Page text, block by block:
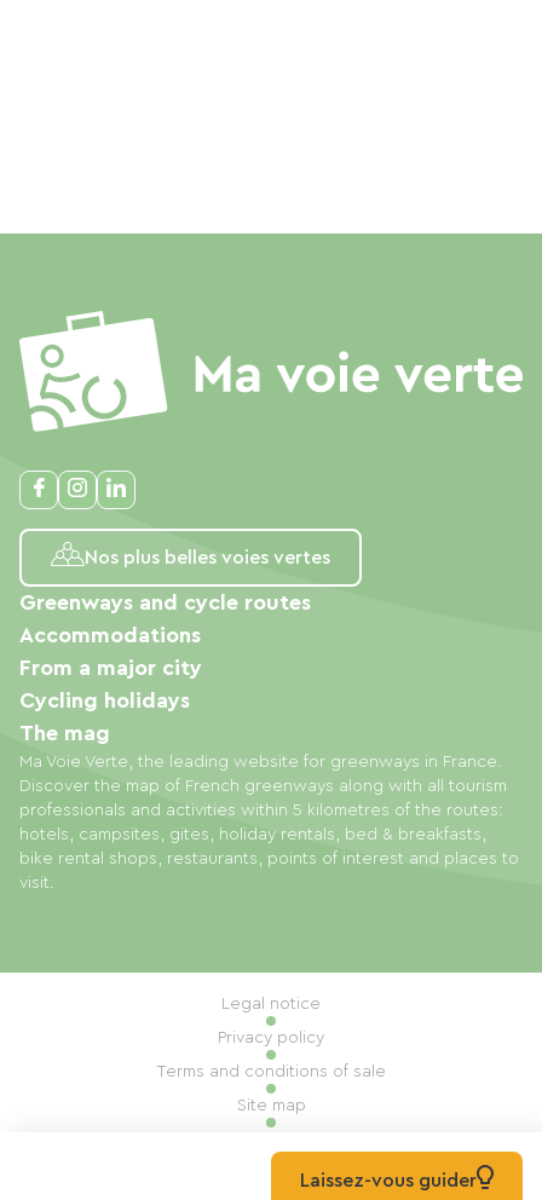
Nos plus belles voies vertes
Ma Voie Verte, the leading website for greenways in France.
Discover the map of French greenways along with all tourism
professionals and activities within 5 kilometres of the routes:
hotels, campsites, gites, holiday rentals, bed & breakfasts,
bike rental shops, restaurants, points of interest and places to
visit.
Greenways and cycle routes
Accommodations
From a major city
Cycling holidays
The mag
Legal notice
Privacy policy
Terms and conditions of sale
Site map
Built by Mill, PrivasLaissez-vous guider